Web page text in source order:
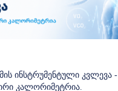
ინსტრუმენტული კვლევა -
კალორიმეტრია.